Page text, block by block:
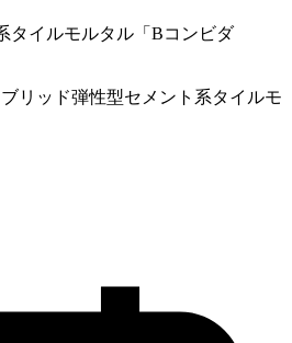
リッド弾性型セメント系タイルモ